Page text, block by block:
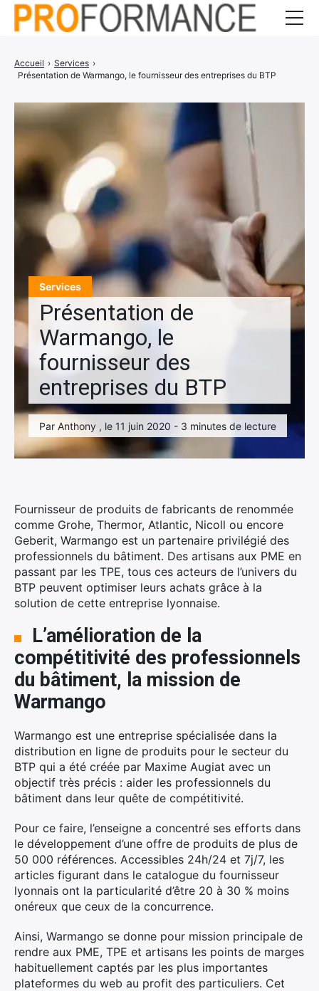
Services
Présentation de
Warmango, le
fournisseur des
entreprises du BTP
Par Anthony , le 11 juin 2020 - 3 minutes de lecture
Accueil › Services ›
Présentation de Warmango, le fournisseur des entreprises du BTP
Fournisseur de produits de fabricants de renommée
comme Grohe, Thermor, Atlantic, Nicoll ou encore
Geberit, Warmango est un partenaire privilégié des
professionnels du bâtiment. Des artisans aux PME en
passant par les TPE, tous ces acteurs de l’univers du
BTP peuvent optimiser leurs achats grâce à la
solution de cette entreprise lyonnaise.
L’amélioration de la
compétitivité des professionnels
du bâtiment, la mission de
Warmango
Warmango est une entreprise spécialisée dans la
distribution en ligne de produits pour le secteur du
BTP qui a été créée par Maxime Augiat avec un
objectif très précis : aider les professionnels du
bâtiment dans leur quête de compétitivité.
Pour ce faire, l’enseigne a concentré ses efforts dans
le développement d’une offre de produits de plus de
50 000 références. Accessibles 24h/24 et 7j/7, les
articles figurant dans le catalogue du fournisseur
lyonnais ont la particularité d’être 20 à 30 % moins
onéreux que ceux de la concurrence.
Ainsi, Warmango se donne pour mission principale de
rendre aux PME, TPE et artisans les points de marges
habituellement captés par les plus importantes
plateformes du web au profit des particuliers. Cet
Gestion d’entreprise
Communication
CONTACT